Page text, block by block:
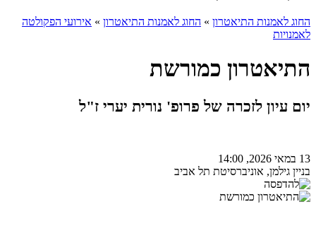
החוג לאמנות התיאטרון » החוג לאמנות התיאטרון » אירועי הפקולטה
לאמנויות
התיאטרון כמורשת
יום עיון לזכרה של פרופ' נורית יערי ז"ל
13 במאי 2026, 14:00
בניין גילמן, אוניברסיטת תל אביב